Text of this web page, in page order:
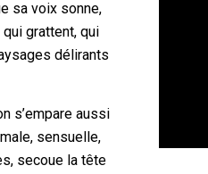
sa voix sonne,
grattent, qui
délirants
s’empare aussi
sensuelle,
secoue la tête